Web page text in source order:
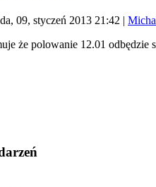
09, styczeń 2013 21:42 |
że polowanie 12.01 odbędzie